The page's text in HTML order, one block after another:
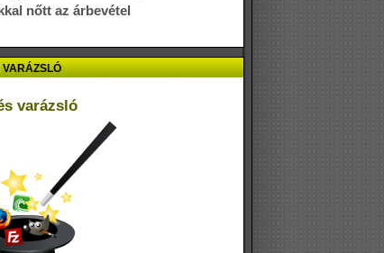
nőtt az árbevétel
VARÁZSLÓ
varázsló